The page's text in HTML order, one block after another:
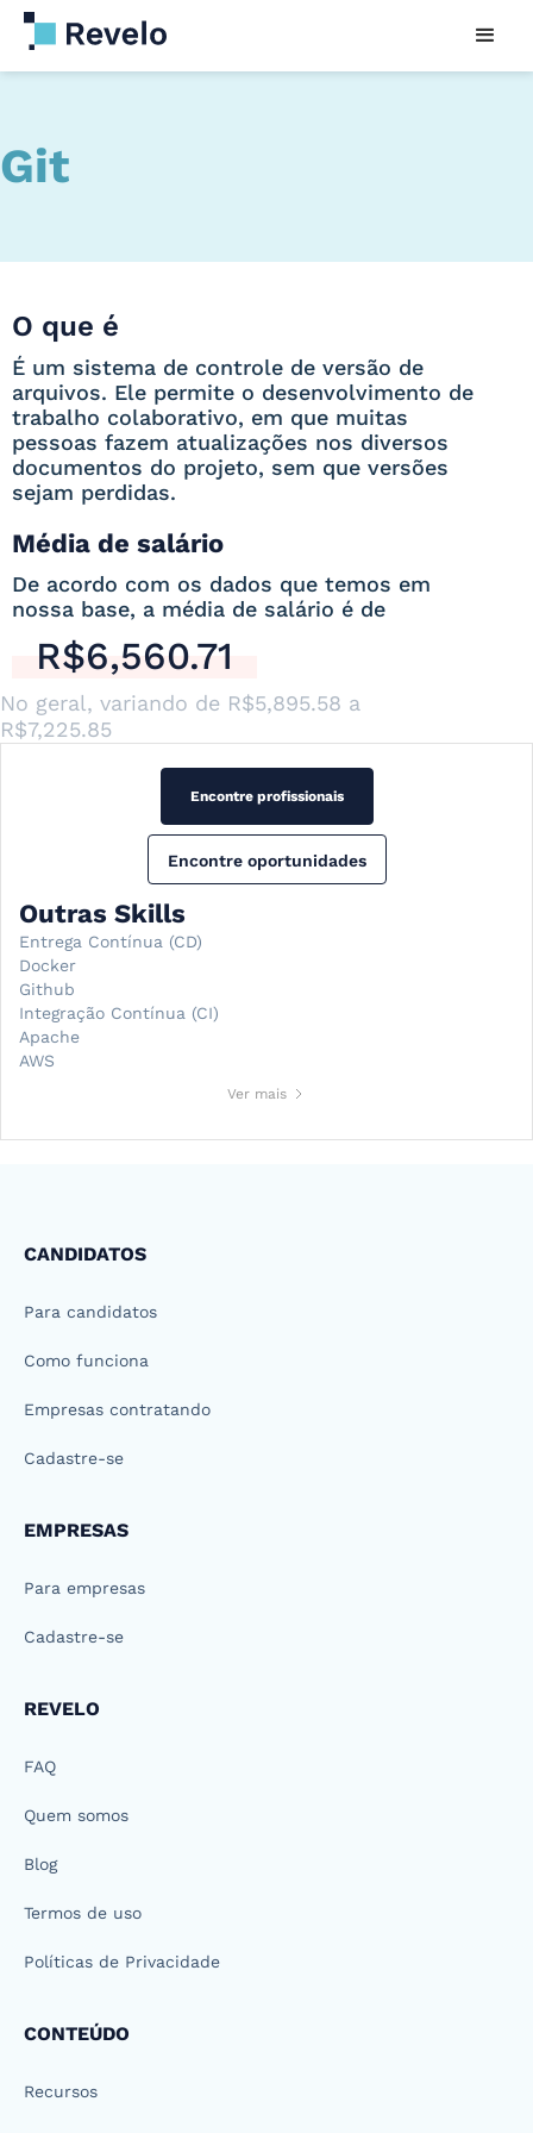
Git
O que é
É um sistema de controle de versão de
arquivos. Ele permite o desenvolvimento de
trabalho colaborativo, em que muitas
pessoas fazem atualizações nos diversos
documentos do projeto, sem que versões
sejam perdidas.
Média de salário
De acordo com os dados que temos em
nossa base, a média de salário é de
R$6,560.71
No geral, variando de R$5,895.58 a
R$7,225.85
Encontre profissionais
Encontre oportunidades
Outras Skills
Entrega Contínua (CD)
Docker
Github
Integração Contínua (CI)
Apache
AWS
Ver mais
CANDIDATOS
Para candidatos
Como funciona
Empresas contratando
Cadastre-se
EMPRESAS
Para empresas
Cadastre-se
REVELO
FAQ
Quem somos
Blog
Termos de uso
Políticas de Privacidade
CONTEÚDO
Recursos